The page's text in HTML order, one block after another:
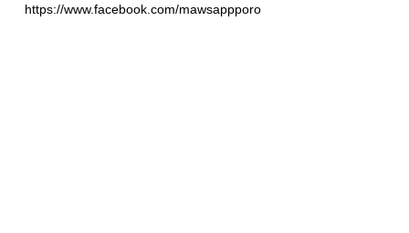
https://www.facebook.com/mawsappporo